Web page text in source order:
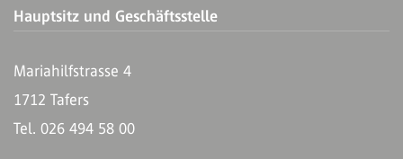
Hauptsitz und Geschäftsstelle
Mariahilfstrasse 4
1712 Tafers
Tel. 026 494 58 00